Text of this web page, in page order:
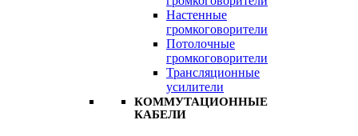
Настенные
громкоговорители
Потолочные
громкоговорители
Трансляционные
усилители
КОММУТАЦИОННЫЕ
КАБЕЛИ